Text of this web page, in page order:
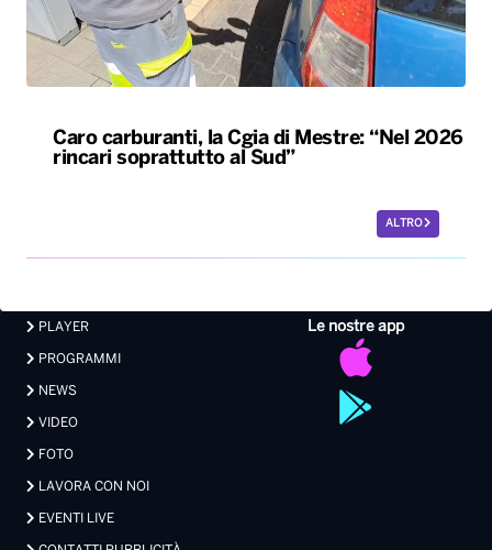
Caro carburanti, la Cgia di Mestre: “Nel 2026
rincari soprattutto al Sud”
ALTRO
Le nostre app
PLAYER
PROGRAMMI
NEWS
VIDEO
FOTO
LAVORA CON NOI
EVENTI LIVE